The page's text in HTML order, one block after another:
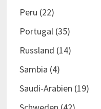
Peru (22)
Portugal(35)
Russland (14)
Sambia (4)
Saudi-Arabien (19)